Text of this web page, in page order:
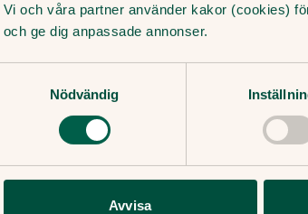
Vi och våra partner använder kakor (cookies)
och ge dig anpassade annonser.
Nödvändig
Avvisa